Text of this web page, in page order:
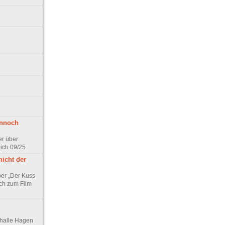
über
09/25
der
„Der Kuss
zum Film
Hagen